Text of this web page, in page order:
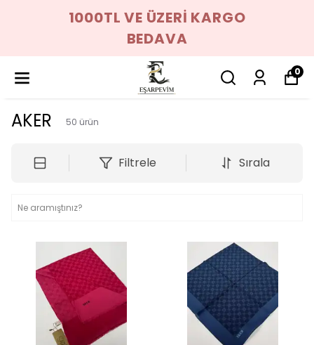
1000TL VE ÜZERİ KARGO
BEDAVA
0
AKER 50 ürün
Filtrele Sırala